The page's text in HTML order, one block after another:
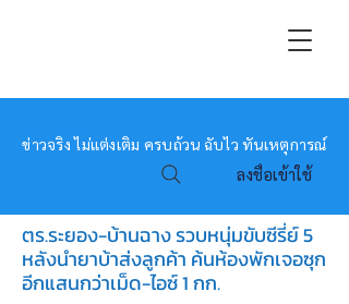
หมอข่าว
ข่าวจริง ไม่แต่งเติม ครบถ้วน ฉับไว ทันเหตุการณ์
ลงชื่อเข้าใช้
ตร.ระยอง-บ้านฉาง รวบหนุ่มขับซีรี่ย์ 5
หลังนำยาบ้าส่งลูกค้า ค้นห้องพักเจอซุก
อีกแสนกว่าเม็ด-ไอซ์ 1 กก.